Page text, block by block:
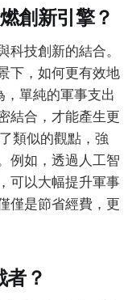
創新引擎？
技創新的結合。
下，如何更有效地
單純的軍事支出
結合，才能產生更
類似的觀點，強
例如，透過人工智
可以大幅提升軍事
僅是節省經費，更
？